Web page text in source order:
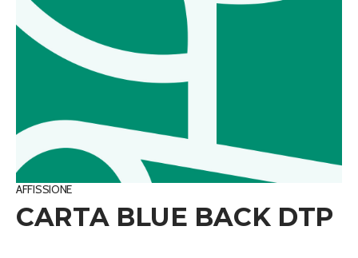
AFFISSIONE
CARTA BLUE BACK DTP